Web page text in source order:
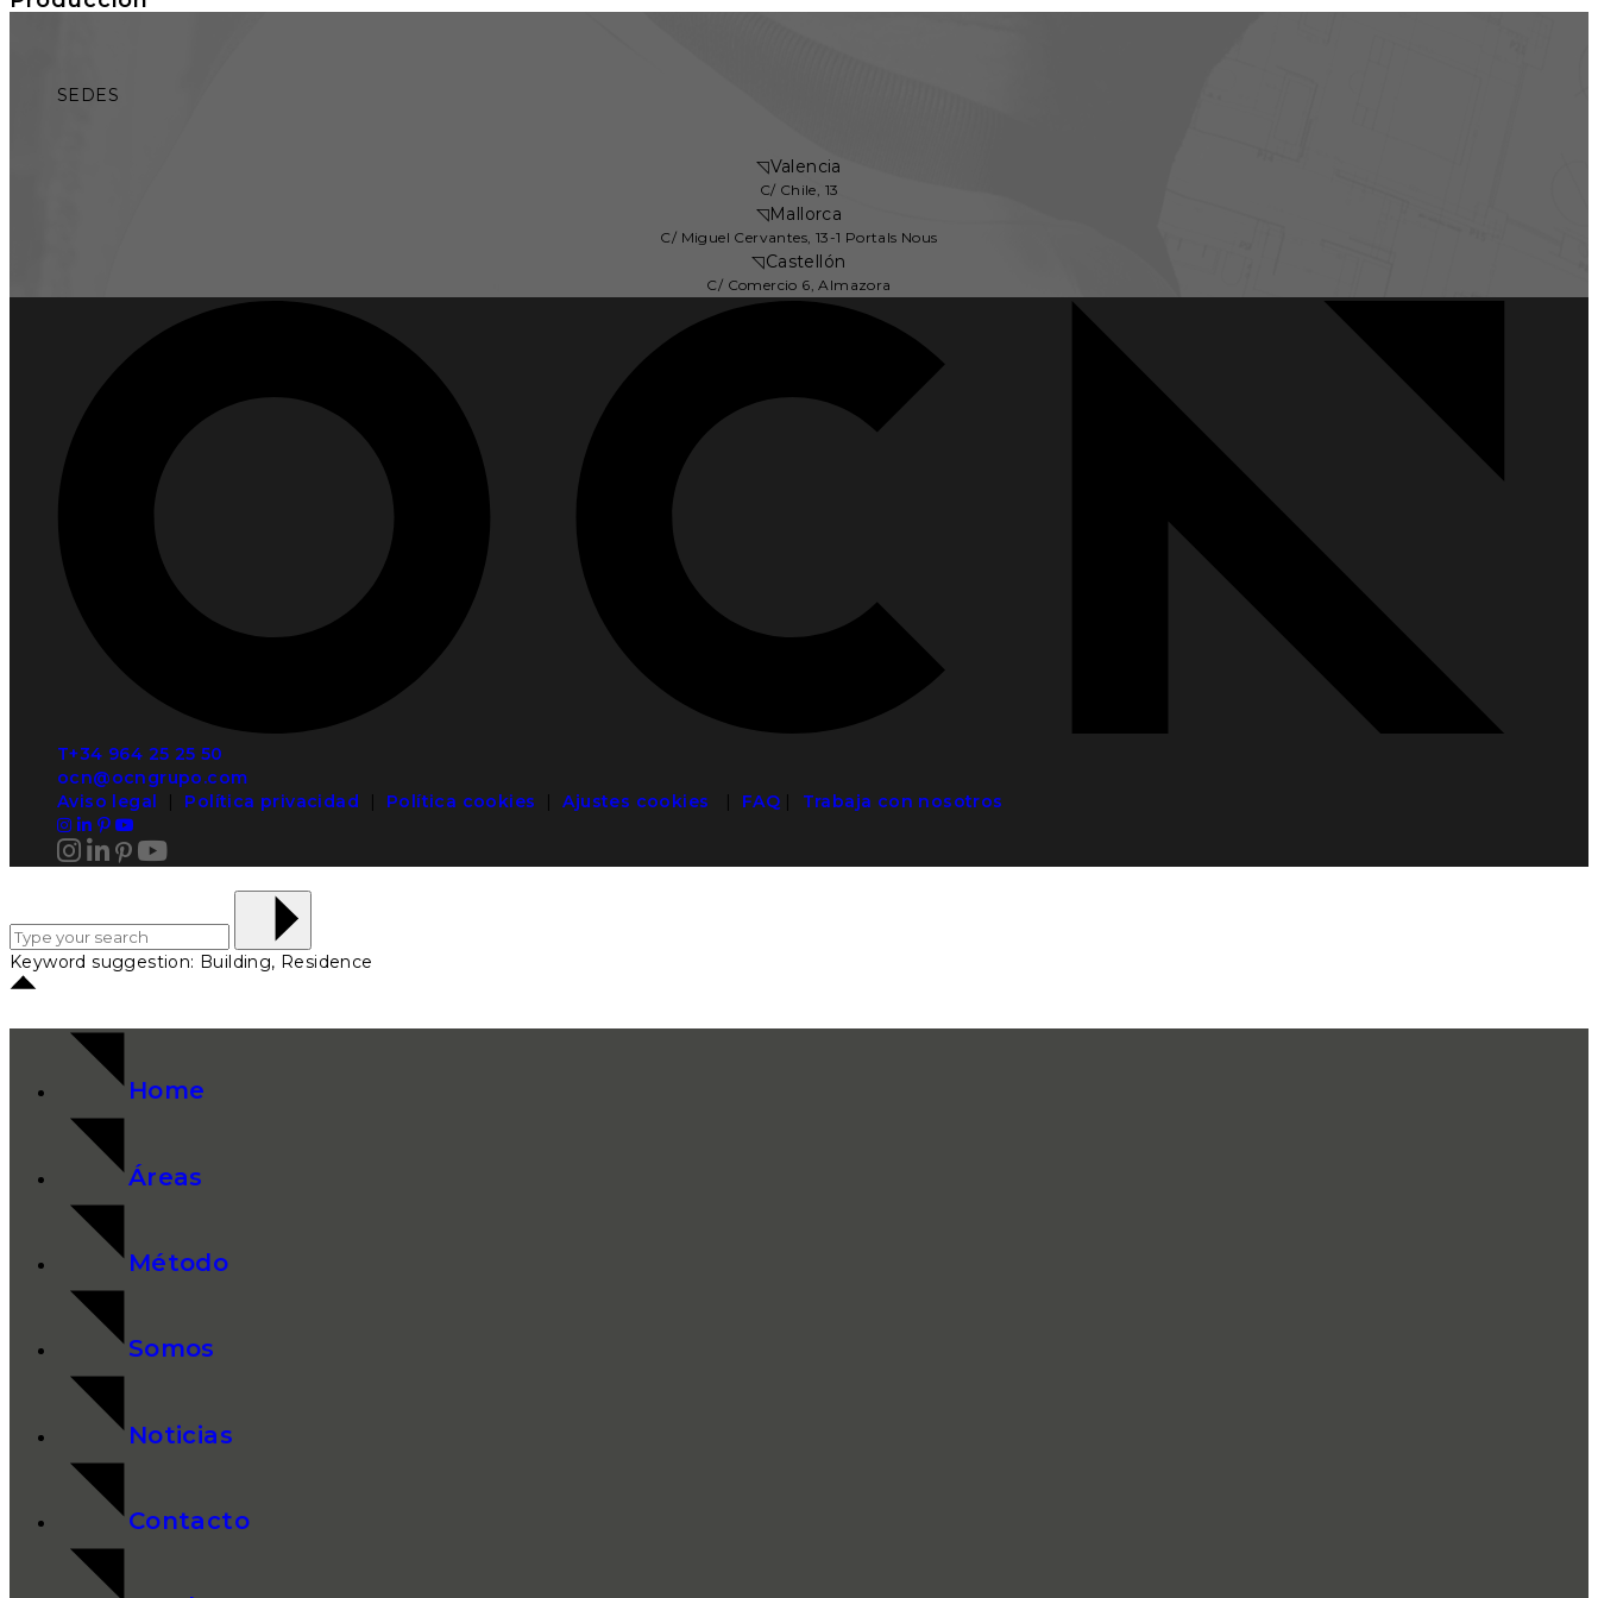
SEDES
◹Valencia
C/ Chile, 13
◹Mallorca
C/ Miguel Cervantes, 13-1 Portals Nous
◹Castellón
C/ Comercio 6, Almazora
T+34 964 25 25 50
ocn@ocngrupo.com
Aviso legal | Política privacidad | Política cookies |Ajustes cookies | FAQ | Trabaja con nosotros
Keyword suggestion: Building, Residence
Home
Áreas
Método
Somos
Noticias
Contacto